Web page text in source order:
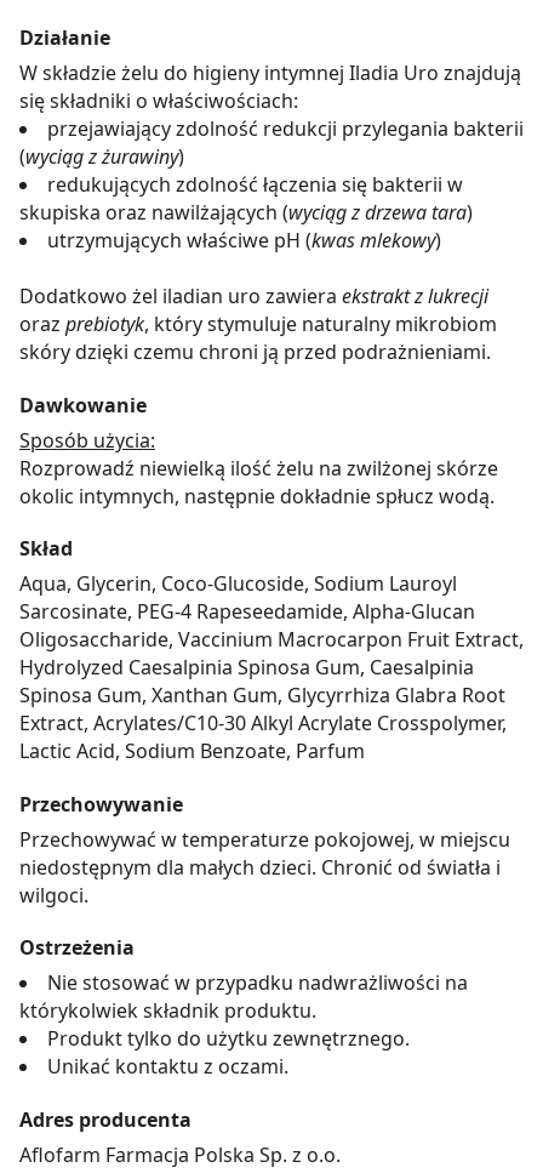
Działanie
W składzie żelu do higieny intymnej Iladia Uro znajdują
się składniki o właściwościach:
przejawiający zdolność redukcji przylegania bakterii
(wyciąg z żurawiny)
redukujących zdolność łączenia się bakterii w
skupiska oraz nawilżających (wyciąg z drzewa tara)
utrzymujących właściwe pH (kwas mlekowy)
Dodatkowo żel iladian uro zawiera ekstrakt z lukrecji
oraz prebiotyk, który stymuluje naturalny mikrobiom
skóry dzięki czemu chroni ją przed podrażnieniami.
Dawkowanie
Sposób użycia:
Rozprowadź niewielką ilość żelu na zwilżonej skórze
okolic intymnych, następnie dokładnie spłucz wodą.
Skład
Aqua, Glycerin, Coco-Glucoside, Sodium Lauroyl
Sarcosinate, PEG-4 Rapeseedamide, Alpha-Glucan
Oligosaccharide, Vaccinium Macrocarpon Fruit Extract,
Hydrolyzed Caesalpinia Spinosa Gum, Caesalpinia
Spinosa Gum, Xanthan Gum, Glycyrrhiza Glabra Root
Extract, Acrylates/C10-30 Alkyl Acrylate Crosspolymer,
Lactic Acid, Sodium Benzoate, Parfum
Przechowywanie
Przechowywać w temperaturze pokojowej, w miejscu
niedostępnym dla małych dzieci. Chronić od światła i
wilgoci.
Ostrzeżenia
Nie stosować w przypadku nadwrażliwości na
którykolwiek składnik produktu.
Produkt tylko do użytku zewnętrznego.
Unikać kontaktu z oczami.
Adres producenta
Aflofarm Farmacja Polska Sp. z o.o.